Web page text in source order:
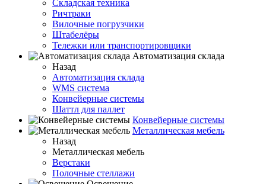
Складская техника
Ричтраки
Вилочные погрузчики
Штабелёры
Тележки или транспортировщики
Автоматизация склада
Назад
Автоматизация склада
WMS система
Конвейерные системы
Шаттл для паллет
Конвейерные системы
Металлическая мебель
Назад
Металлическая мебель
Верстаки
Полочные стеллажи